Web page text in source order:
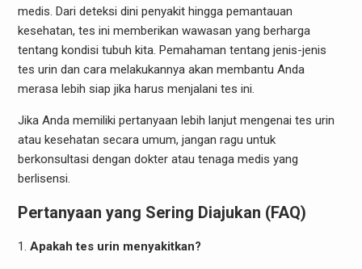
medis. Dari deteksi dini penyakit hingga pemantauan
kesehatan, tes ini memberikan wawasan yang berharga
tentang kondisi tubuh kita. Pemahaman tentang jenis-jenis
tes urin dan cara melakukannya akan membantu Anda
merasa lebih siap jika harus menjalani tes ini.
Jika Anda memiliki pertanyaan lebih lanjut mengenai tes urin
atau kesehatan secara umum, jangan ragu untuk
berkonsultasi dengan dokter atau tenaga medis yang
berlisensi.
Pertanyaan yang Sering Diajukan (FAQ)
Apakah tes urin menyakitkan?